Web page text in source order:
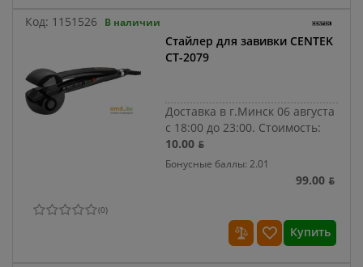
Код: 1151526 В наличии
Стайлер для завивки CENTEK
CT-2079
Доставка в г.Минск 06 августа
с 18:00 до 23:00. Стоимость:
10.00 ƃ
Бонусные баллы: 2.01
99.00 ƃ
(0)
Купить